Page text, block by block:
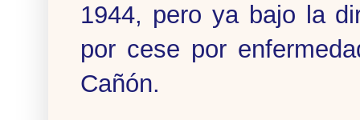
1944, pero ya bajo la
por cese por
Cañón.